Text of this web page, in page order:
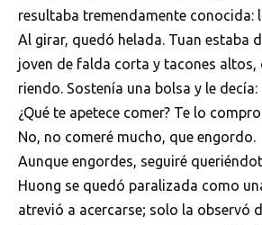
resultaba tremendamente conocida:
Al girar, quedó helada. Tuan estaba
joven de falda corta y tacones altos,
riendo. Sostenía una bolsa y le decía:
¿Qué te apetece comer? Te lo
No, no comeré mucho, que engordo.
Aunque engordes, seguiré
Huong se quedó paralizada como
atrevió a acercarse; solo la observó